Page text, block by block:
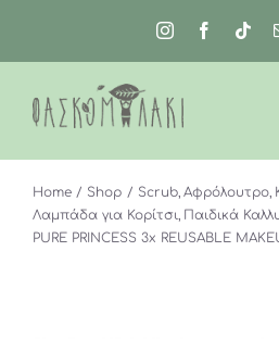
περιεχόμενο
Home Shop Scrub Αφρόλουτρο
Λαμπάδα για Κορίτσι Παιδικά
PURE PRINCESS 3x REUSABLE